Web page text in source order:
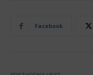
Facebook